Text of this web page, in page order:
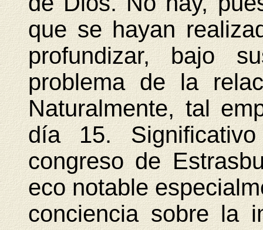
que se hayan
profundizar, bajo
problema de la
Naturalmente, tal
día 15.
congreso de
eco notable
conciencia sobre la